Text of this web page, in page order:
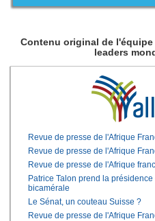
Contenu original de
leaders
Revue de presse de l'Afrique
Revue de presse de l'Afrique
Revue de presse de l'Afrique
Patrice Talon prend la
bicamérale
Le Sénat, un couteau Suisse ?
Revue de presse de l'Afrique